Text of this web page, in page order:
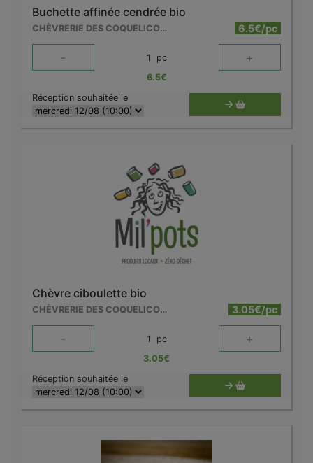
Buchette affinée cendrée bio
CHÈVRERIE DES COQUELICOTS 6.5€/pc
- 1 pc +
6.5€
Réception souhaitée le
Chèvre ciboulette bio
CHÈVRERIE DES COQUELICOTS 3.05€/pc
- 1 pc +
3.05€
Réception souhaitée le